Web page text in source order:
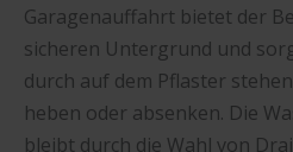
Garagenauffahrt bietet der
sicheren Untergrund und
durch auf dem Pflaster
heben oder absenken. Die
bleibt durch die Wahl von